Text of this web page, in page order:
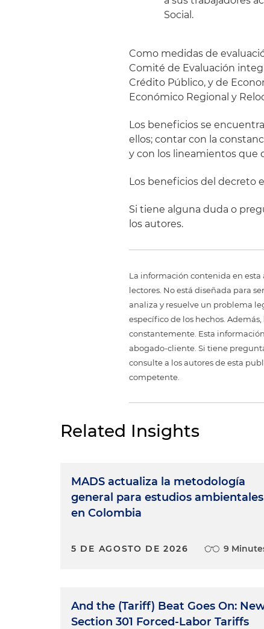
Social.
Como medidas de
Comité de Evaluación
Crédito Público, y de
Económico Regional y
Los beneficios se
ellos; contar con la
y con los lineamientos que
Los beneficios del decreto
Si tiene alguna duda o
los autores.
La información contenida en
lectores. No está diseñada para
analiza y resuelve un problema
específico de los hechos.
constantemente. Esta
abogado-cliente. Si tiene
consulte a los autores de esta
competente.
Related Insights
MADS actualiza la metodología
general para estudios ambientales
en Colombia
5 DE AGOSTO DE 2026 9
And the (Tariff) Beat Goes On:
Section 301 Forced-Labor Tariffs